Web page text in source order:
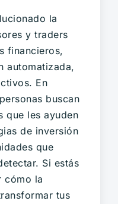
la
y traders
financieros,
automatizada,
En
buscan
que les ayuden
de inversión
que
Si estás
cómo la
tus